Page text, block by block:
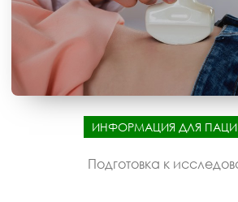
ИНФОРМАЦИЯ ДЛЯ
Подготовка к